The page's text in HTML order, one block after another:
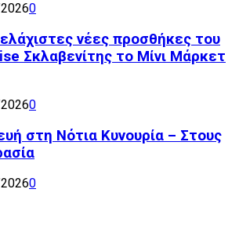
0
νέες προσθήκες του
Σκλαβενίτης το Μίνι Μάρκετ
0
στη Νότια Κυνουρία – Στους
0